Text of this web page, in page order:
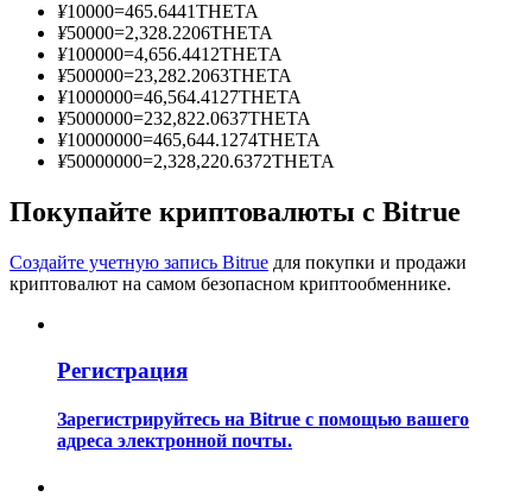
Анализ больших данных, включая торговую информацию
¥10000=465.6441THETA
¥50000=2,328.2206THETA
¥100000=4,656.4412THETA
¥500000=23,282.2063THETA
¥1000000=46,564.4127THETA
¥5000000=232,822.0637THETA
¥10000000=465,644.1274THETA
¥50000000=2,328,220.6372THETA
Покупайте криптовалюты с Bitrue
Создайте учетную запись Bitrue для покупки и продажи
криптовалют на самом безопасном криптообменнике.
Регистрация
Зарегистрируйтесь на Bitrue с помощью вашего
адреса электронной почты.